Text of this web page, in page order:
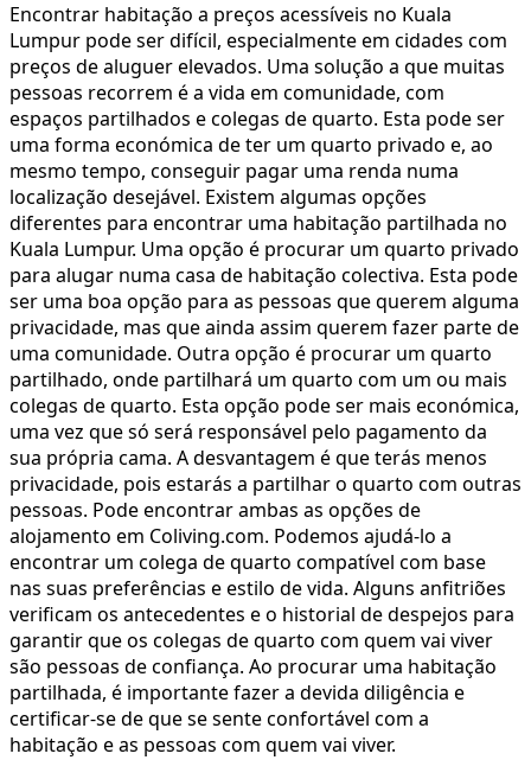
Encontrar habitação a preços acessíveis no Kuala
Lumpur pode ser difícil, especialmente em cidades com
preços de aluguer elevados. Uma solução a que muitas
pessoas recorrem é a vida em comunidade, com
espaços partilhados e colegas de quarto. Esta pode ser
uma forma económica de ter um quarto privado e, ao
mesmo tempo, conseguir pagar uma renda numa
localização desejável. Existem algumas opções
diferentes para encontrar uma habitação partilhada no
Kuala Lumpur. Uma opção é procurar um quarto privado
para alugar numa casa de habitação colectiva. Esta pode
ser uma boa opção para as pessoas que querem alguma
privacidade, mas que ainda assim querem fazer parte de
uma comunidade. Outra opção é procurar um quarto
partilhado, onde partilhará um quarto com um ou mais
colegas de quarto. Esta opção pode ser mais económica,
uma vez que só será responsável pelo pagamento da
sua própria cama. A desvantagem é que terás menos
privacidade, pois estarás a partilhar o quarto com outras
pessoas. Pode encontrar ambas as opções de
alojamento em Coliving.com. Podemos ajudá-lo a
encontrar um colega de quarto compatível com base
nas suas preferências e estilo de vida. Alguns anfitriões
verificam os antecedentes e o historial de despejos para
garantir que os colegas de quarto com quem vai viver
são pessoas de confiança. Ao procurar uma habitação
partilhada, é importante fazer a devida diligência e
certificar-se de que se sente confortável com a
habitação e as pessoas com quem vai viver.